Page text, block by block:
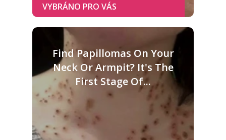
Find Papillomas On Your
Neck Or Armpit? It's The
First Stage Of...